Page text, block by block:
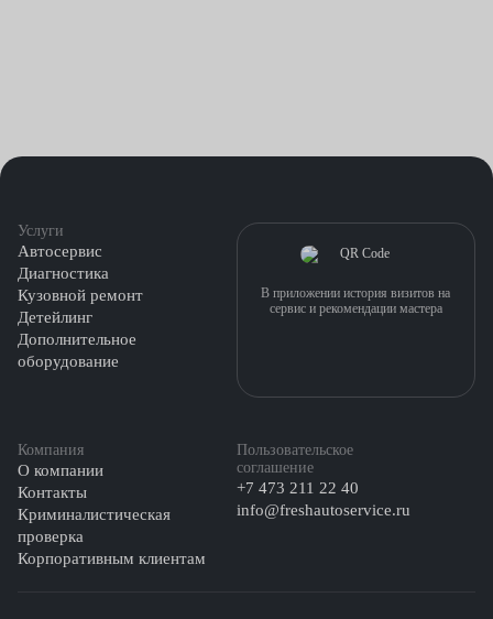
Услуги
Автосервис
Диагностика
Кузовной ремонт
Детейлинг
Дополнительное
оборудование
Компания
О компании
Контакты
Криминалистическая
проверка
Корпоративным клиентам
Пользовательское
соглашение
+7 473 211 22 40
info@freshautoservice.ru
В приложении история визитов на
сервис и рекомендации мастера